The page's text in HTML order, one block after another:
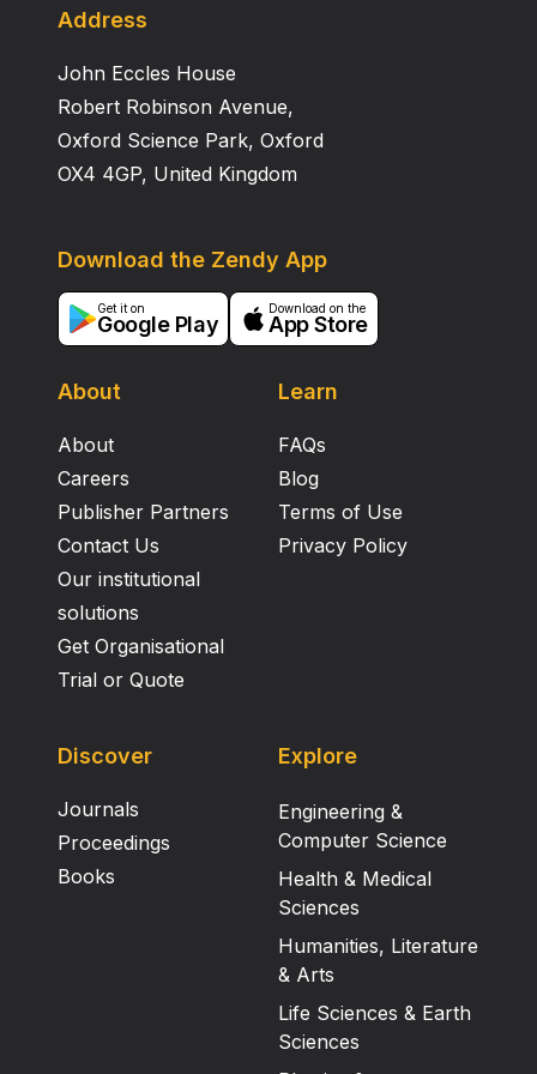
Address
John Eccles House
Robert Robinson Avenue,
Oxford Science Park, Oxford
OX4 4GP, United Kingdom
About
About
Careers
Publisher Partners
Contact Us
Our institutional
solutions
Get Organisational
Trial or Quote
Learn
FAQs
Blog
Terms of Use
Privacy Policy
Download the Zendy App
Get it on
Google Play
Download on the
App Store
Discover
Journals
Proceedings
Books
Explore
Engineering &
Computer Science
Health & Medical
Sciences
Humanities, Literature
& Arts
Life Sciences & Earth
Sciences